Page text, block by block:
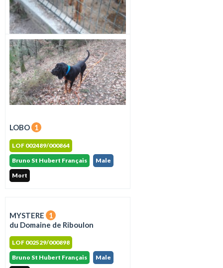
LIPTON 1
Des Prairies de Vercey
LOF 002450/000894
Bruno St Hubert Français
Mort
LOBO 1
LOF 002489/000864
Bruno St Hubert Français
Male
Mort
MYSTERE
1
du Domaine de Riboulon
LOF 002529/000898
Bruno St Hubert Français
Male